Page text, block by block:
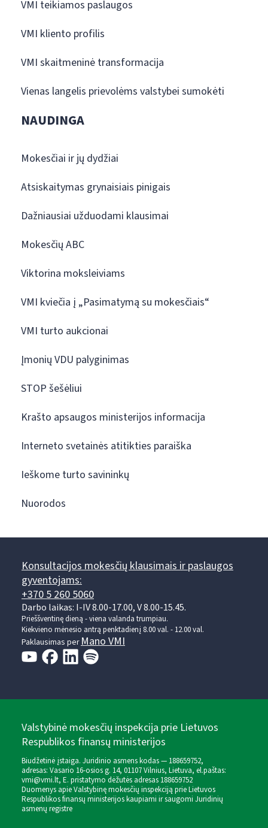
VMI teikiamos paslaugos
VMI kliento profilis
VMI skaitmeninė transformacija
Vienas langelis prievolėms valstybei sumokėti
NAUDINGA
Mokesčiai ir jų dydžiai
Atsiskaitymas grynaisiais pinigais
Dažniausiai užduodami klausimai
Mokesčių ABC
Viktorina moksleiviams
VMI kviečia į „Pasimatymą su mokesčiais“
VMI turto aukcionai
Įmonių VDU palyginimas
STOP šešėliui
Krašto apsaugos ministerijos informacija
Interneto svetainės atitikties paraiška
Ieškome turto savininkų
Nuorodos
Konsultacijos mokesčių klausimais ir paslaugos
gyventojams:
+370 5 260 5060
Darbo laikas: I-IV 8.00-17.00, V 8.00-15.45.
Prieššventinę dieną - viena valanda trumpiau.
Kiekvieno mėnesio antrą penktadienį 8.00 val. - 12.00 val.
Paklausimas perMano VMI
Valstybinė mokesčių inspekcija prie Lietuvos
Respublikos finansų ministerijos
Biudžetinė įstaiga. Juridinio asmens kodas — 188659752,
adresas: Vasario 16-osios g. 14, 01107 Vilnius, Lietuva, el.paštas:
vmi@vmi.lt, E. pristatymo dėžutės adresas 188659752
Duomenys apie Valstybinę mokesčių inspekciją prie Lietuvos
Respublikos finansų ministerijos kaupiami ir saugomi Juridinių
asmenų registre